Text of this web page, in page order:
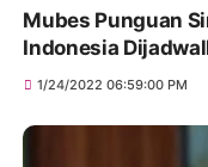
Mubes Punguan
Indonesia
1/24/2022 06:59:00 PM